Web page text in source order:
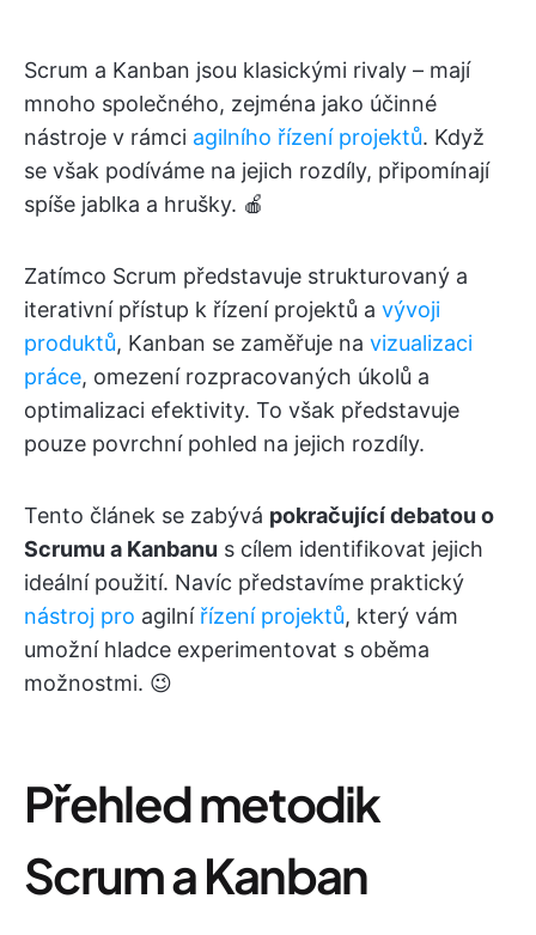
Scrum a Kanban jsou klasickými rivaly – mají
mnoho společného, zejména jako účinné
nástroje v rámci agilního řízení projektů. Když
se však podíváme na jejich rozdíly, připomínají
spíše jablka a hrušky. 🍎
Zatímco Scrum představuje strukturovaný a
iterativní přístup k řízení projektů a vývoji
produktů, Kanban se zaměřuje na vizualizaci
práce, omezení rozpracovaných úkolů a
optimalizaci efektivity. To však představuje
pouze povrchní pohled na jejich rozdíly.
Tento článek se zabývá pokračující debatou o
Scrumu a Kanbanu s cílem identifikovat jejich
ideální použití. Navíc představíme praktický
nástroj pro agilní řízení projektů, který vám
umožní hladce experimentovat s oběma
možnostmi. 😉
Přehled metodik
Scrum a Kanban